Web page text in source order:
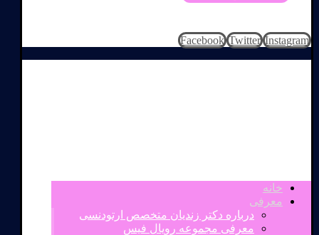
Facebook Twitter Instagram
خانه
معرفی
درباره دکتر زندیان متخصص ارتودنسی
معرفی مجموعه رویال فیس